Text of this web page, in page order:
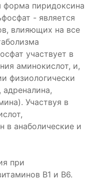
форма пиридоксина
- является
влияющих на все
участвует в
аминокислот, и,
физиологически
Участвуя в
в анаболические и
при
В1 и В6.